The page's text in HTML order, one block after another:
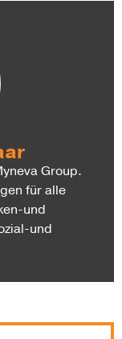
Group.
für alle
und
und